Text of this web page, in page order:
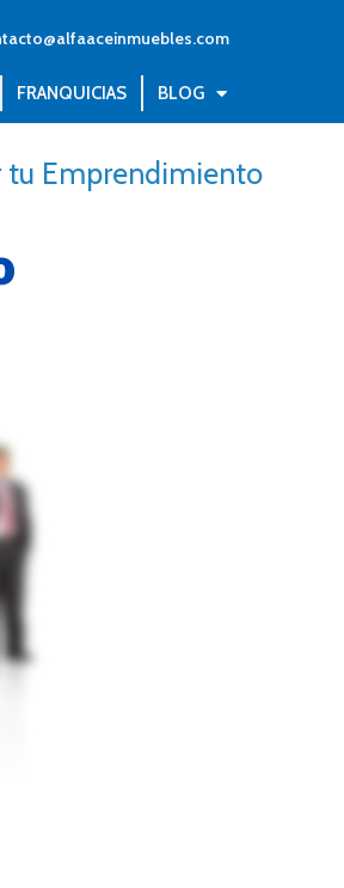
FRANQUICIAS BLOG
tu Emprendimiento